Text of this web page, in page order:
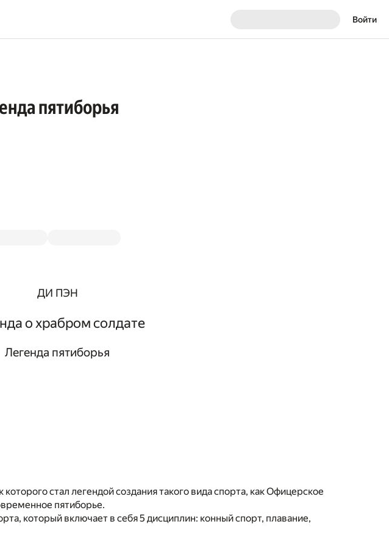
Войти
пятиборья
ДИ ПЭН
о храбром солдате
Легенда пятиборья
стал легендой создания такого вида спорта, как Офицерское
пятиборье.
который включает в себя 5 дисциплин: конный спорт, плавание,